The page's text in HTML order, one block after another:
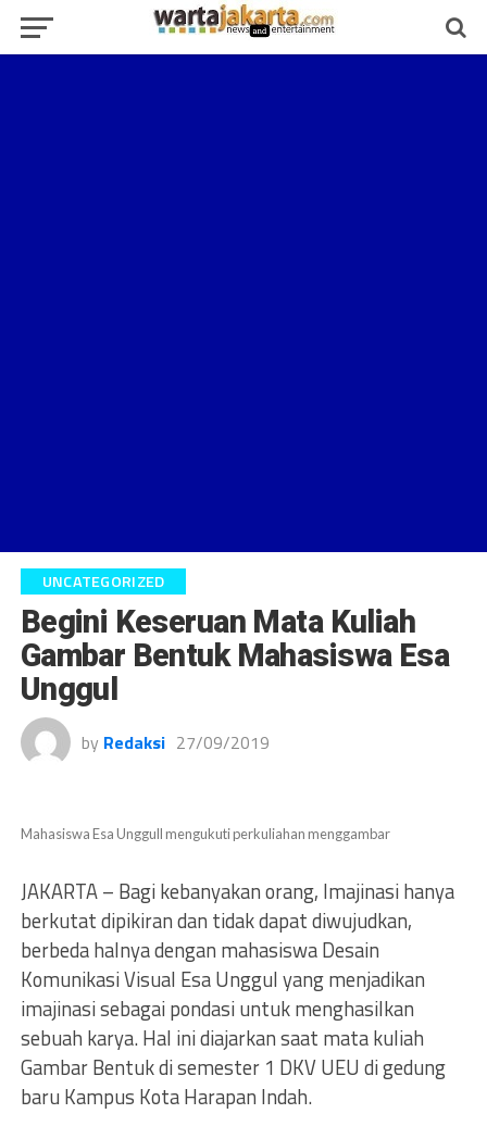
UNCATEGORIZED
Begini Keseruan Mata Kuliah
Gambar Bentuk Mahasiswa Esa
Unggul
by Redaksi 27/09/2019
Mahasiswa Esa Unggull mengukuti perkuliahan menggambar
JAKARTA – Bagi kebanyakan orang, Imajinasi hanya
berkutat dipikiran dan tidak dapat diwujudkan,
berbeda halnya dengan mahasiswa Desain
Komunikasi Visual Esa Unggul yang menjadikan
imajinasi sebagai pondasi untuk menghasilkan
sebuah karya. Hal ini diajarkan saat mata kuliah
Gambar Bentuk di semester 1 DKV UEU di gedung
baru Kampus Kota Harapan Indah.